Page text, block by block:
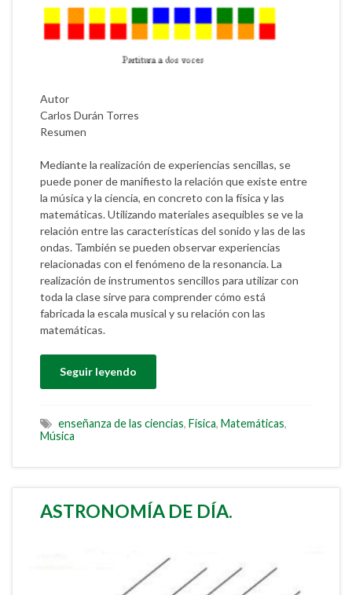
Autor
Carlos Durán Torres
Resumen
Mediante la realización de experiencias sencillas, se
puede poner de manifiesto la relación que existe entre
la música y la ciencia, en concreto con la física y las
matemáticas. Utilizando materiales asequibles se ve la
relación entre las características del sonido y las de las
ondas. También se pueden observar experiencias
relacionadas con el fenómeno de la resonancia. La
realización de instrumentos sencillos para utilizar con
toda la clase sirve para comprender cómo está
fabricada la escala musical y su relación con las
matemáticas.
Seguir leyendo
enseñanza de las ciencias, Física, Matemáticas,
Música
ASTRONOMÍA DE DÍA.